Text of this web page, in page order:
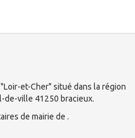
et-Cher" situé dans la région
de-ville 41250 bracieux.
de mairie de .